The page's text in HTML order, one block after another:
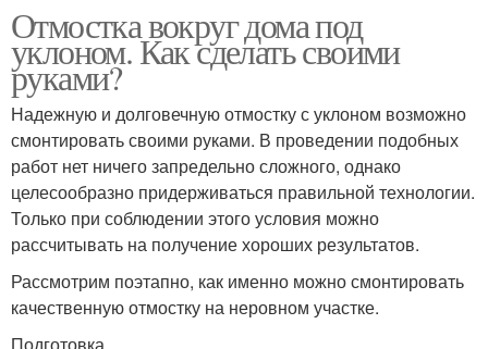
Отмостка вокруг дома под
уклоном. Как сделать своими
руками?
Надежную и долговечную отмостку с уклоном возможно
смонтировать своими руками. В проведении подобных
работ нет ничего запредельно сложного, однако
целесообразно придерживаться правильной технологии.
Только при соблюдении этого условия можно
рассчитывать на получение хороших результатов.
Рассмотрим поэтапно, как именно можно смонтировать
качественную отмостку на неровном участке.